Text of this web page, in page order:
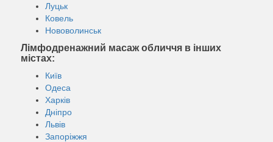
Луцьк
Ковель
Нововолинськ
Лімфодренажний масаж обличчя в інших
містах:
Київ
Одеса
Харків
Дніпро
Львів
Запоріжжя